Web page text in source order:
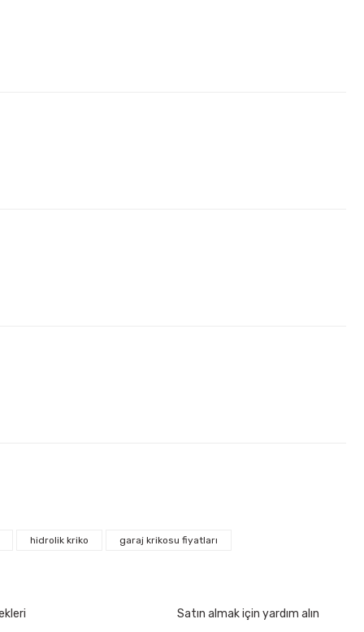
hidrolik kriko garaj krikosu fiyatları
Satın almak için yardım alın